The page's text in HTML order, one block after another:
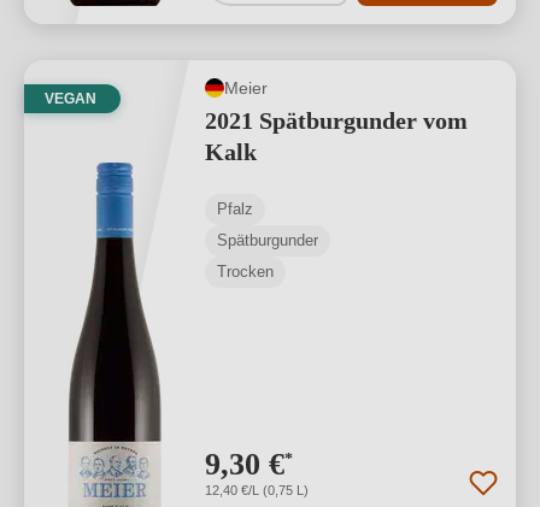
VEGAN
Meier
2021 Spätburgunder vom
Kalk
Pfalz
Spätburgunder
Trocken
9,30 €*
12,40 €/L (0,75 L)